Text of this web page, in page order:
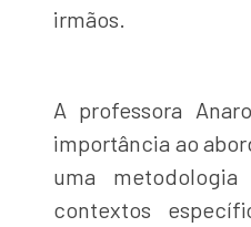
irmãos.
A professora
importância ao
uma
contextos